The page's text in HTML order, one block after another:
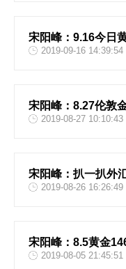
宋阳峰：9.16今日
2019-09-16 14:39:54
宋阳峰：8.27伦敦
2019-08-27 10:10:43
宋阳峰：扒一扒外
2019-08-26 16:26:49
宋阳峰：8.5黄金
2019-08-05 21:45:51